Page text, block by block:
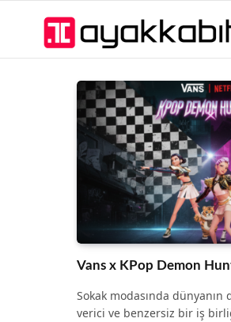
Vans x KPop Demon
Sokak modasında dünyanın
verici ve benzersiz bir iş